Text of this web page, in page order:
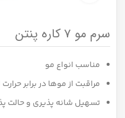
سرم مو 7 کاره پنتن
مناسب انواع مو
مراقبت از موها در برابر
تسهیل شانه پذیری و حالت